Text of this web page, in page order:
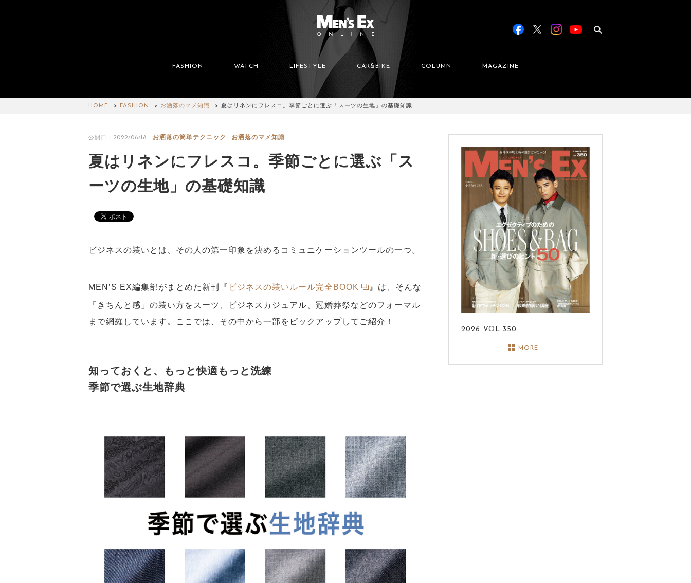
FASHION WATCH LIFESTYLE CAR&BIKE COLUMN MAGAZINE
HOME FASHION お洒落のマメ知識 夏はリネンにフレスコ。季節ごとに選ぶ「スーツの生地」の基礎知識
公開日：2022/06/18 お洒落の簡単テクニック お洒落のマメ知識
夏はリネンにフレスコ。季節ごとに選ぶ「ス
ーツの生地」の基礎知識
ビジネスの装いとは、その人の第⼀印象を決めるコミュニケーションツールの⼀つ。
MEN’S EX編集部がまとめた新刊『 ビジネスの装いルール完全BOOK 』は、そんな
「きちんと感」の装い方をスーツ、ビジネスカジュアル、冠婚葬祭などのフォーマル
まで網羅しています。ここでは、その中から一部をピックアップしてご紹介！
知っておくと、もっと快適もっと洗練
季節で選ぶ生地辞典
2026 VOL.350
MORE